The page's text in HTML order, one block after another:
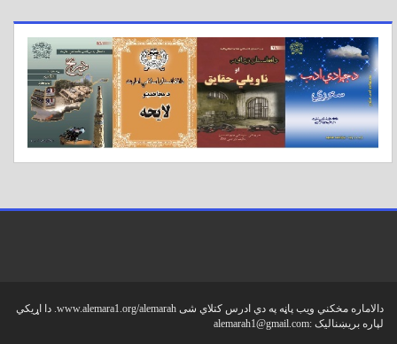
دالاماره مخکني ویب پاڼه په دي ادرس کتلاي شی www.alemara1.org/alemarah. دا اړیکي
لپاره بریښنالیک :alemarah1@gmail.com